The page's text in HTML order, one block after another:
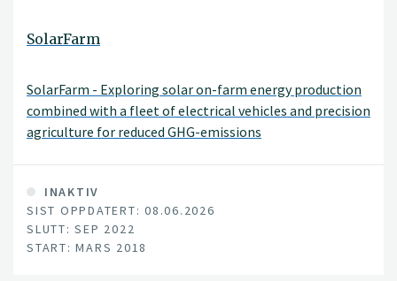
SolarFarm
SolarFarm - Exploring solar on-farm energy production
combined with a fleet of electrical vehicles and precision
agriculture for reduced GHG-emissions
INAKTIV
SIST OPPDATERT: 08.06.2026
SLUTT: SEP 2022
START: MARS 2018